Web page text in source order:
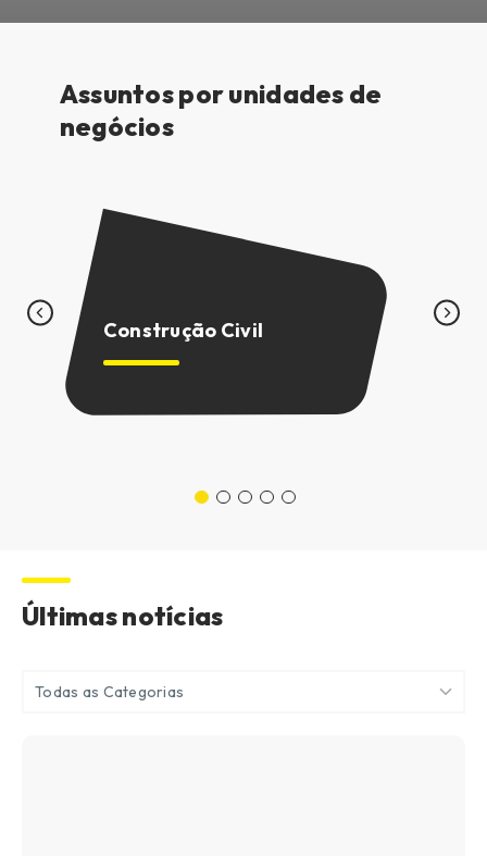
Assuntos por unidades de
negócios
Construção Civil
Últimas notícias
Todas as Categorias